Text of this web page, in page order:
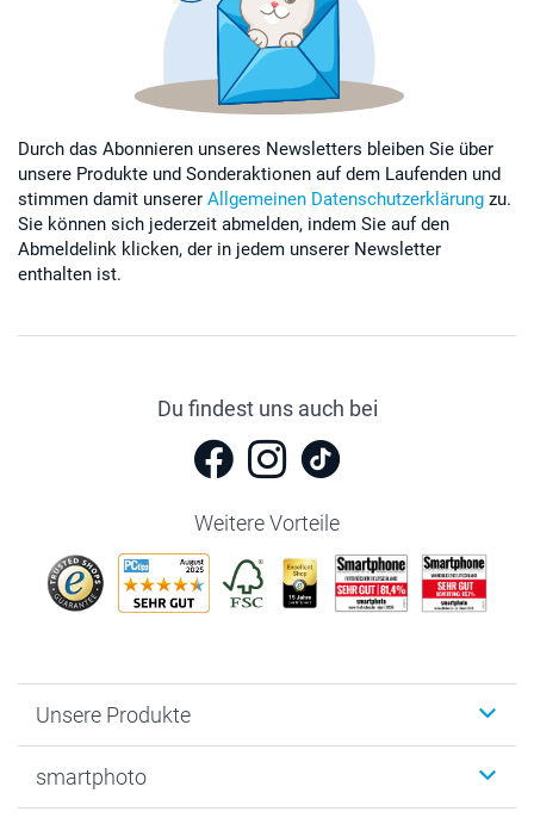
Durch das Abonnieren unseres Newsletters bleiben Sie über
unsere Produkte und Sonderaktionen auf dem Laufenden und
stimmen damit unserer Allgemeinen Datenschutzerklärung zu.
Sie können sich jederzeit abmelden, indem Sie auf den
Abmeldelink klicken, der in jedem unserer Newsletter
enthalten ist.
Du findest uns auch bei
Weitere Vorteile
Unsere Produkte
Fotogeschenke
smartphoto